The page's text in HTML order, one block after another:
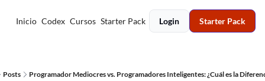
Inicio Codex Cursos Starter Pack Login Starter Pack
Posts Programador Mediocres vs. Programadores Inteligentes: ¿Cuál es la